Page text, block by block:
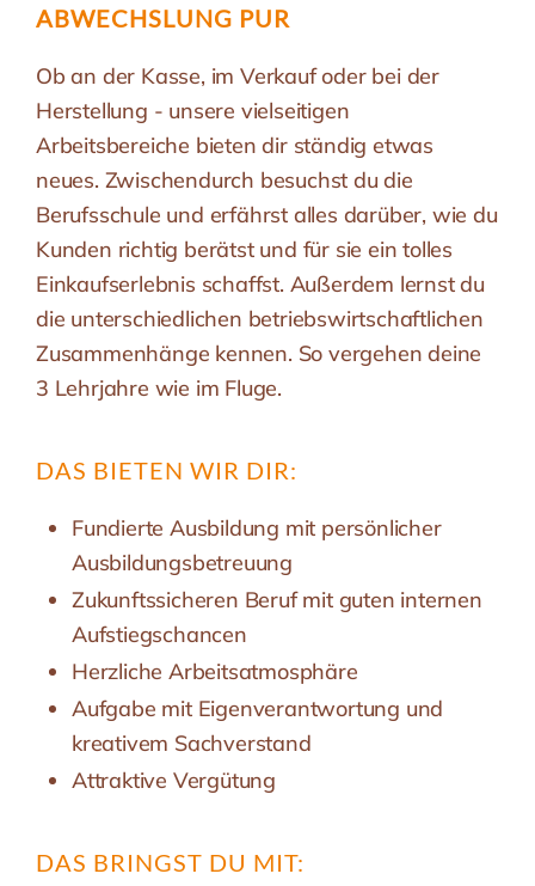
ABWECHSLUNG PUR
Ob an der Kasse, im Verkauf oder bei der
Herstellung - unsere vielseitigen
Arbeitsbereiche bieten dir ständig etwas
neues. Zwischendurch besuchst du die
Berufsschule und erfährst alles darüber, wie du
Kunden richtig berätst und für sie ein tolles
Einkaufserlebnis schaffst. Außerdem lernst du
die unterschiedlichen betriebswirtschaftlichen
Zusammenhänge kennen. So vergehen deine
3 Lehrjahre wie im Fluge.
DAS BIETEN WIR DIR:
Fundierte Ausbildung mit persönlicher
Ausbildungsbetreuung
Zukunftssicheren Beruf mit guten internen
Aufstiegschancen
Herzliche Arbeitsatmosphäre
Aufgabe mit Eigenverantwortung und
kreativem Sachverstand
Attraktive Vergütung
DAS BRINGST DU MIT: